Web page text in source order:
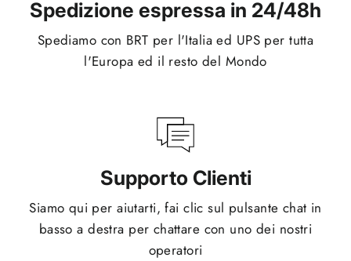
Spedizione espressa in 24/48h
Spediamo con BRT per l'Italia ed UPS per tutta
l'Europa ed il resto del Mondo
Supporto Clienti
Siamo qui per aiutarti, fai clic sul pulsante chat in
basso a destra per chattare con uno dei nostri
operatori